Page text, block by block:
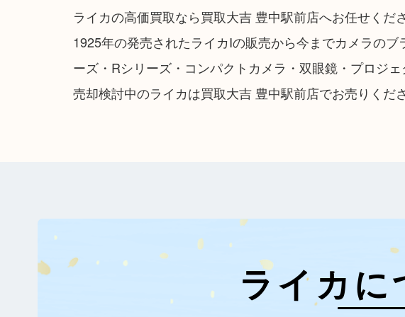
ライカの高価買取なら買取大吉 豊中駅前店へお任せくださ
1925年の発売されたライカIの販売から今までカメラの
ーズ・Rシリーズ・コンパクトカメラ・双眼鏡・プロジェ
売却検討中のライカは買取大吉 豊中駅前店でお売りくださ
ライカに